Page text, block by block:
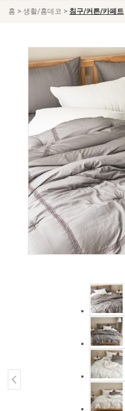
홈 > 생활/홈데코 > 침구/커튼/카페트